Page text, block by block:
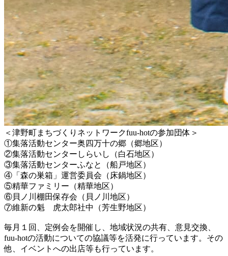
＜津野町まちづくりネットワークfuu-hotの参加団体＞
①集落活動センター奥四万十の郷（郷地区）
②集落活動センターしらいし（白石地区）
③集落活動センターふなと（船戸地区）
④「森の巣箱」運営委員会（床鍋地区）
⑤精華ファミリー（精華地区）
⑥貝ノ川棚田保存会（貝ノ川地区）
⑦維新の魁 虎太郎社中（芳生野地区）
毎月１回、定例会を開催し、地域状況の共有、意見交換、
fuu-hotの活動についての協議等を活発に行っています。その
他、イベントへの出店等も行っています。